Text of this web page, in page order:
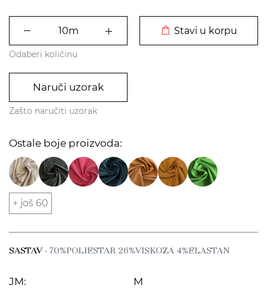
Stavi u korpu
Odaberi količinu
Naruči uzorak
Zašto naručiti uzorak
Ostale boje proizvoda:
+ još 60
SASTAV- 70%POLIESTAR 26%VISKOZA 4%ELASTAN
JM:
M